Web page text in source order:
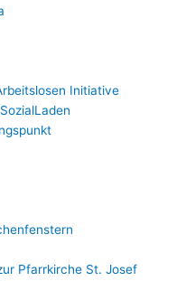
Initiative
Pfarrkirche St. Josef